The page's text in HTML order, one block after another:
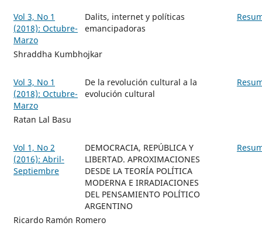
Vol 3, No 1
(2018): Octubre-
Marzo
Dalits, internet y políticas
emancipadoras
Shraddha Kumbhojkar
Vol 3, No 1
(2018): Octubre-
Marzo
De la revolución cultural a la
evolución cultural
Ratan Lal Basu
Vol 1, No 2
(2016): Abril-
Septiembre
DEMOCRACIA, REPÚBLICA Y
LIBERTAD. APROXIMACIONES
DESDE LA TEORÍA POLÍTICA
MODERNA E IRRADIACIONES
DEL PENSAMIENTO POLÍTICO
ARGENTINO
Ricardo Ramón Romero